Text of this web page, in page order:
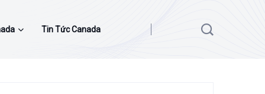
Tin Tức Canada